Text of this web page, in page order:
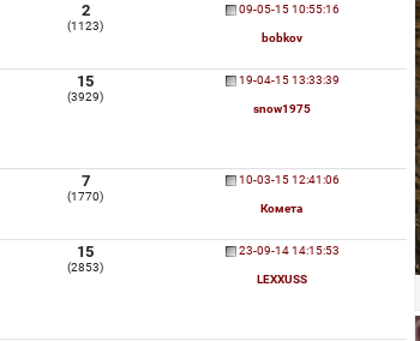
2
(1123)
09-05-15 10:55:16
bobkov
15
(3929)
19-04-15 13:33:39
snow1975
7
(1770)
10-03-15 12:41:06
Комета
15
(2853)
23-09-14 14:15:53
LEXXUSS